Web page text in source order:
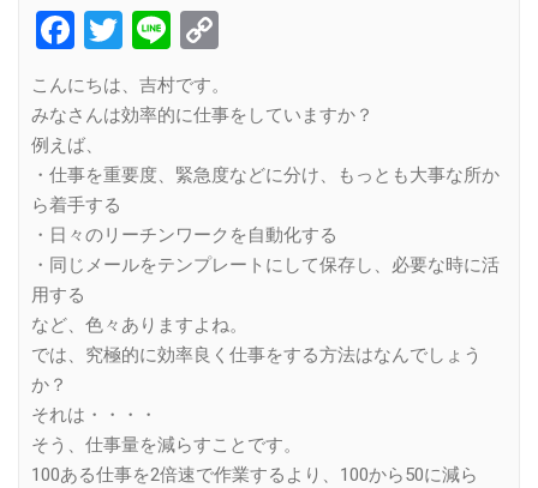
Facebook
Twitter
Line
こんにちは、吉村です。
みなさんは効率的に仕事をしていますか？
例えば、
・仕事を重要度、緊急度などに分け、もっとも大事な所か
ら着手する
・日々のリーチンワークを自動化する
・同じメールをテンプレートにして保存し、必要な時に活
用する
など、色々ありますよね。
では、究極的に効率良く仕事をする方法はなんでしょう
か？
それは・・・・
そう、仕事量を減らすことです。
100ある仕事を2倍速で作業するより、100から50に減ら